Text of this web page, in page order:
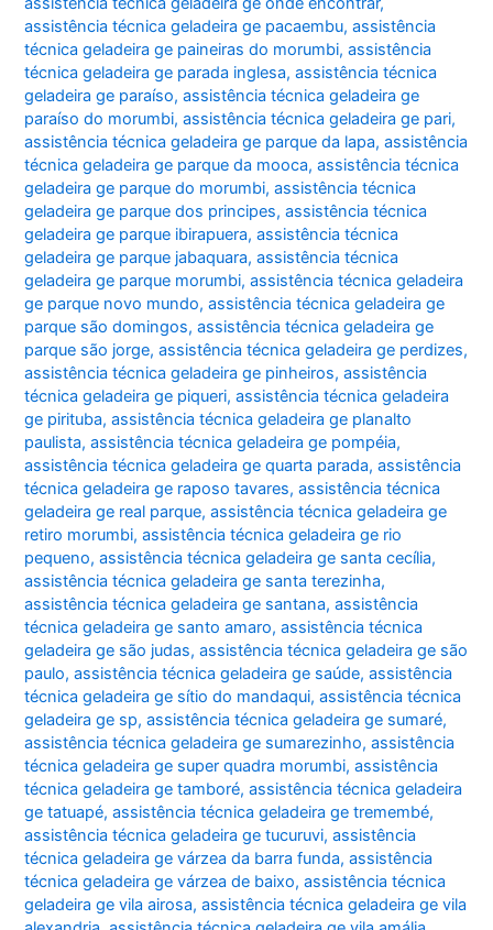
assistência técnica geladeira ge pacaembu,assistência
técnica geladeira ge paineiras do morumbi,assistência
técnica geladeira ge parada inglesa,assistência técnica
geladeira ge paraíso,assistência técnica geladeira ge
paraíso do morumbi,assistência técnica geladeira ge pari,
assistência técnica geladeira ge parque da lapa,assistência
técnica geladeira ge parque da mooca,assistência técnica
geladeira ge parque do morumbi,assistência técnica
geladeira ge parque dos principes,assistência técnica
geladeira ge parque ibirapuera,assistência técnica
geladeira ge parque jabaquara,assistência técnica
geladeira ge parque morumbi,assistência técnica geladeira
ge parque novo mundo,assistência técnica geladeira ge
parque são domingos,assistência técnica geladeira ge
parque são jorge,assistência técnica geladeira ge perdizes,
assistência técnica geladeira ge pinheiros,assistência
técnica geladeira ge piqueri,assistência técnica geladeira
ge pirituba,assistência técnica geladeira ge planalto
paulista,assistência técnica geladeira ge pompéia,
assistência técnica geladeira ge quarta parada,assistência
técnica geladeira ge raposo tavares,assistência técnica
geladeira ge real parque,assistência técnica geladeira ge
retiro morumbi,assistência técnica geladeira ge rio
pequeno,assistência técnica geladeira ge santa cecília,
assistência técnica geladeira ge santa terezinha,
assistência técnica geladeira ge santana,assistência
técnica geladeira ge santo amaro,assistência técnica
geladeira ge são judas,assistência técnica geladeira ge são
paulo,assistência técnica geladeira ge saúde,assistência
técnica geladeira ge sítio do mandaqui,assistência técnica
geladeira ge sp,assistência técnica geladeira ge sumaré,
assistência técnica geladeira ge sumarezinho,assistência
técnica geladeira ge super quadra morumbi,assistência
técnica geladeira ge tamboré,assistência técnica geladeira
ge tatuapé,assistência técnica geladeira ge tremembé,
assistência técnica geladeira ge tucuruvi,assistência
técnica geladeira ge várzea da barra funda,assistência
técnica geladeira ge várzea de baixo,assistência técnica
geladeira ge vila airosa,assistência técnica geladeira ge vila